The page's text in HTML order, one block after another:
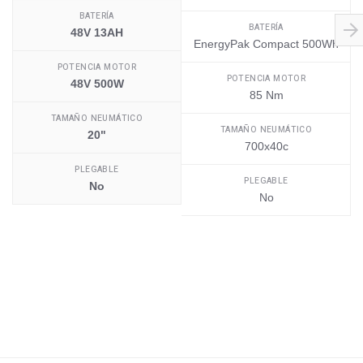
BATERÍA
48V 13AH
POTENCIA MOTOR
48V 500W
TAMAÑO NEUMÁTICO
20"
PLEGABLE
No
BATERÍA
EnergyPak Compact 500Wh
POTENCIA MOTOR
85 Nm
TAMAÑO NEUMÁTICO
700x40c
PLEGABLE
No